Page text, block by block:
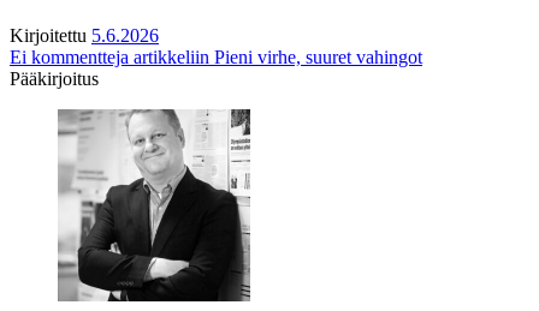
Kirjoitettu 5.6.2026
Ei kommentteja artikkeliin Pieni virhe, suuret vahingot
Pääkirjoitus